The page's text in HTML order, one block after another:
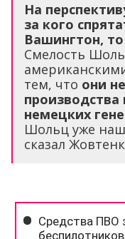
На
за кого
Вашингтон,
Смелость
тем, что они
немецких
Шольц уже
сказал